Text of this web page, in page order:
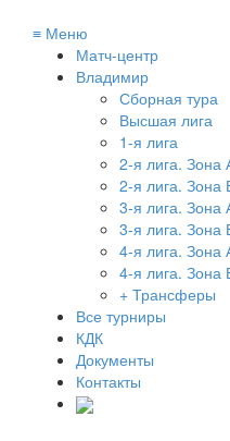
≡ Меню
Матч-центр
Владимир
Сборная тура
Высшая лига
1-я лига
2-я лига. Зона
2-я лига. Зона
3-я лига. Зона
3-я лига. Зона
4-я лига. Зона
4-я лига. Зона
+ Трансферы
Все турниры
КДК
Документы
Контакты